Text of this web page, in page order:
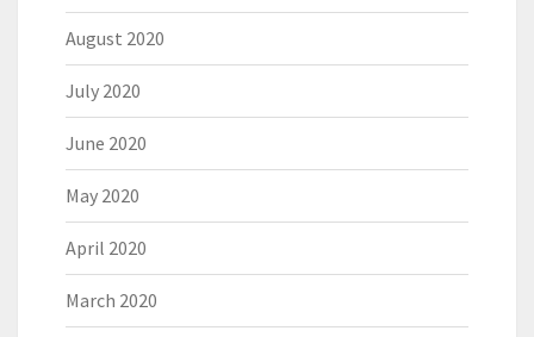
August 2020
July 2020
June 2020
May 2020
April 2020
March 2020